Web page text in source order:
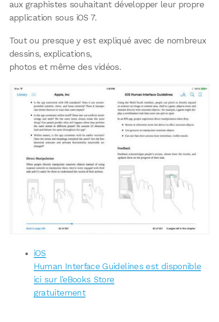
aux graphistes souhaitant développer leur propre
application sous iOS 7.
Tout ou presque y est expliqué avec de nombreux
dessins, explications,
photos et même des vidéos.
iOS
Human Interface Guidelines est disponible
ici sur l’eBooks Store
gratuitement